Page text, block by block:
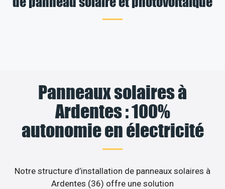
Panneaux solaires à
Ardentes : 100%
autonomie en électricité
Notre structure d’installation de panneaux solaires à
Ardentes (36) offre une solution